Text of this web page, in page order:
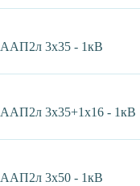
ААП2л 3х35 - 1кВ
ААП2л 3х35+1х16 - 1кВ
ААП2л 3х50 - 1кВ